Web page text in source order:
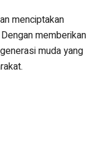
menciptakan
memberikan
muda yang